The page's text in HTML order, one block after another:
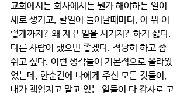
교회에서든 회사에서든 뭔가 해야하는 일이
새로 생기고, 할일이 늘어날때마다, 아 뭐 이
렇게까지? 왜 자꾸 일을 시키지? 하기 싫다.
다른 사람이 했으면 좋겠다. 적당히 하고 좀
쉬고 싶다. 이런 생각들이 기본적으로 올라왔
었는데, 한순간에 나에게 주신 모든 것들이,
내가 책임지고 맡고 있는 일들이 다 감사로 고